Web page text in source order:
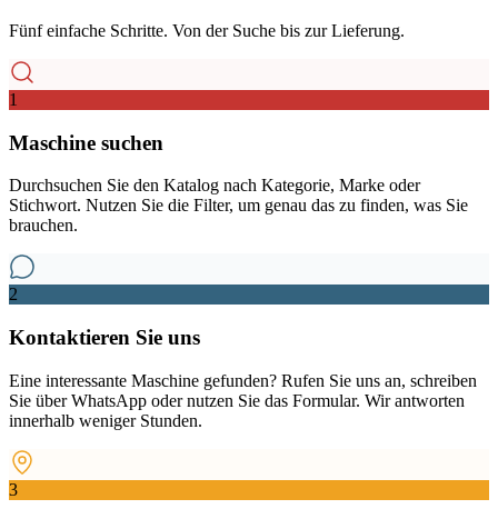
Fünf einfache Schritte. Von der Suche bis zur Lieferung.
1
Maschine suchen
Durchsuchen Sie den Katalog nach Kategorie, Marke oder
Stichwort. Nutzen Sie die Filter, um genau das zu finden, was Sie
brauchen.
2
Kontaktieren Sie uns
Eine interessante Maschine gefunden? Rufen Sie uns an, schreiben
Sie über WhatsApp oder nutzen Sie das Formular. Wir antworten
innerhalb weniger Stunden.
3